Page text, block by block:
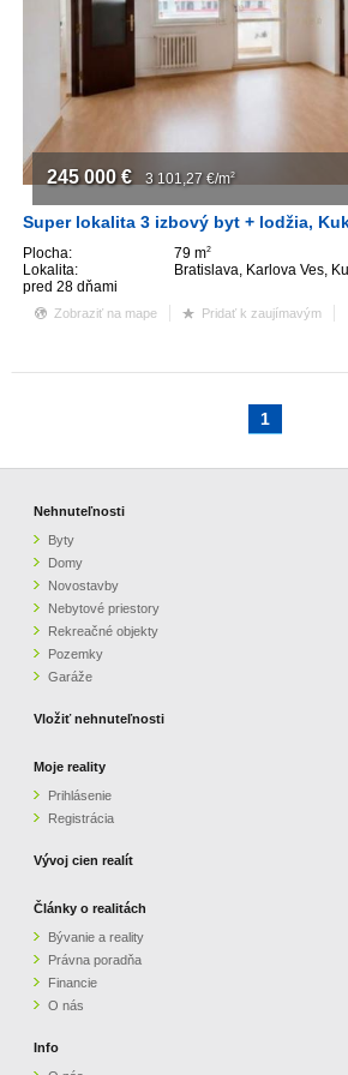
ZVÝRAZNENIE REALITNÝCH INZERÁTOV
REKLAMA
PARTNERI
OBCHODNÉ PODMIENKY
KONTAKT
Plocha: 79 m2
Lokalita:
Bratislava, Karlova Ves,
pred 28 dňami
245 000 € 3 101,27 €/m2
Zobraziť na mape Pridať k zaujímavým
1
Nehnuteľnosti
Byty
Domy
Novostavby
Nebytové priestory
Rekreačné objekty
Pozemky
Garáže
Vložiť nehnuteľnosti
Moje reality
Prihlásenie
Registrácia
Vývoj cien realít
Články o realitách
Bývanie a reality
Právna poradňa
Financie
O nás
Info